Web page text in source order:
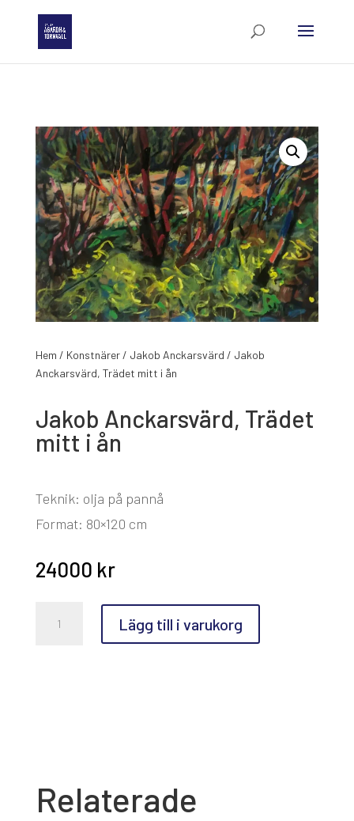
Hem / Konstnärer/ Jakob Anckarsvärd / Jakob
Anckarsvärd, Trädet mitt i ån
Jakob Anckarsvärd, Trädet
mitt i ån
Teknik: olja på pannå
Format: 80×120 cm
24000 kr
Anckarsvärd,
Lägg till i varukorg
Relaterade